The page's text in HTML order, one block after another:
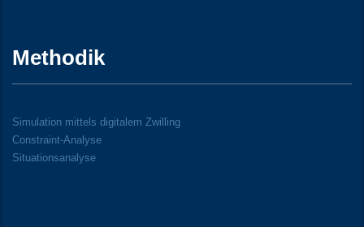
Methodik
Simulation mittels digitalem Zwilling
Constraint-Analyse
Situationsanalyse